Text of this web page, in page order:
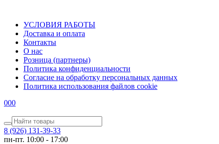
УСЛОВИЯ РАБОТЫ
Доставка и оплата
Контакты
О наc
Розница (партнеры)
Политика конфиденциальности
Согласие на обработку персональных данных
Политика использования файлов сookie
000
8 (926) 131-39-33
пн-пт. 10:00 - 17:00